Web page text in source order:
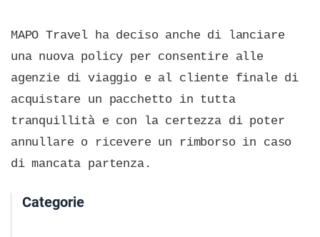
MAPO Travel ha deciso anche di lanciare
una nuova policy per consentire alle
agenzie di viaggio e al cliente finale di
acquistare un pacchetto in tutta
tranquillità e con la certezza di poter
annullare o ricevere un rimborso in caso
di mancata partenza.
Categorie